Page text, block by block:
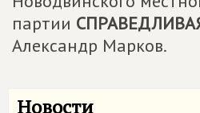
партии
Александр Марков.
Новости